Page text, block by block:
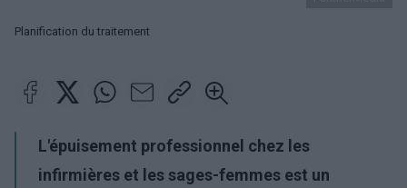
Planification du traitement
L'épuisement professionnel chez les
infirmières et les sages-femmes est un